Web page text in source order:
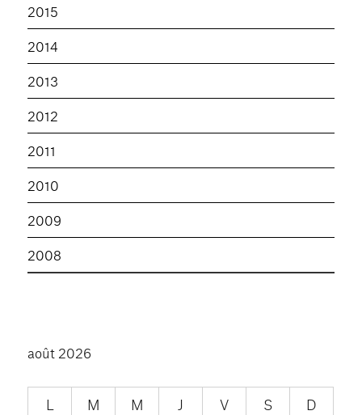
2015
2014
2013
2012
2011
2010
2009
2008
août 2026
L M M J V S
D